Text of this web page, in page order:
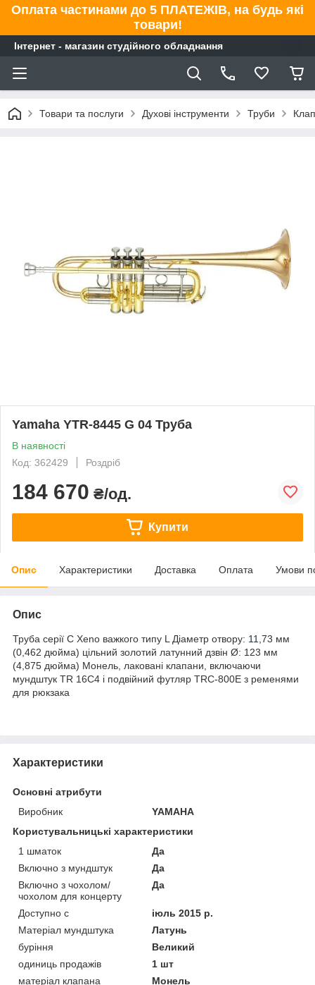
Оплата частинами до 5 ПЛАТЕЖІВ, на будь які
товари!
Інтернет - магазин студійного обладнання
Товари та послуги Духові інструменти Труби
Yamaha YTR-8445 G 04 Труба
В наявності
Код: 362429
Роздріб
184 670 ₴/од.
Купити
Опис Характеристики Доставка Оплата Умови
Опис
Труба серії C Xeno важкого типу L Діаметр отвору: 11 ,73 мм
(0,462 дюйма) цільний золотий латунний дзвін Ø: 123 мм
(4,875 дюйма) Монель, лаковані клапани, включаючи
мундштук TR 16C4 і подвійний футляр TRC-800E з ременями
для рюкзака
Характеристики
Основні атрибути
Виробник
YAMAHA
Користувальницькі характеристики
1 шматок
Да
Включно з мундштук
Да
Включно з чохолом/
чохолом для концерту
Да
Доступно с
іюль 2015 р.
Матеріал мундштука
Латунь
буріння
Великий
одиниць продажів
1 шт
матеріал клапана
Монель